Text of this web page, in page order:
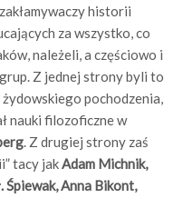
historii
za wszystko, co
należeli, a częściowo i
Z jednej strony byli to
pochodzenia,
nauki filozoficzne w
. Z drugiej strony zaś
tacy jakAdam Michnik,
Śpiewak,Anna Bikont,